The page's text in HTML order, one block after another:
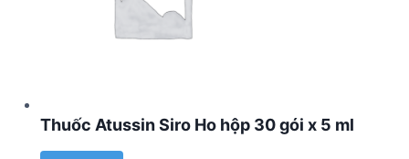
Thuốc Atussin Siro Ho hộp 30 gói x 5 ml